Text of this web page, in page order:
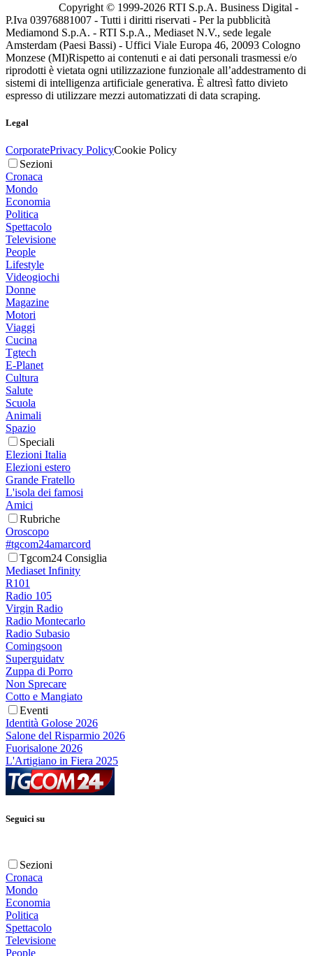
Copyright © 1999-2026 RTI S.p.A. Business Digital -
P.Iva 03976881007 - Tutti i diritti riservati - Per la pubblicità
Mediamond S.p.A. - RTI S.p.A., Mediaset N.V., sede legale
Amsterdam (Paesi Bassi) - Uffici Viale Europa 46, 20093 Cologno
Monzese (MI)Rispetto ai contenuti e ai dati personali trasmessi e/o
riprodotti è vietata ogni utilizzazione funzionale all’addestramento di
sistemi di intelligenza artificiale generativa. È altresì fatto divieto
espresso di utilizzare mezzi automatizzati di data scraping.
Legal
CorporatePrivacy PolicyCookie Policy
Sezioni
Cronaca
Mondo
Economia
Politica
Spettacolo
Televisione
People
Lifestyle
Videogiochi
Donne
Magazine
Motori
Viaggi
Cucina
Tgtech
E-Planet
Cultura
Salute
Scuola
Animali
Spazio
Speciali
Elezioni Italia
Elezioni estero
Grande Fratello
L'isola dei famosi
Amici
Rubriche
Oroscopo
#tgcom24amarcord
Tgcom24 Consiglia
Mediaset Infinity
R101
Radio 105
Virgin Radio
Radio Montecarlo
Radio Subasio
Comingsoon
Superguidatv
Zuppa di Porro
Non Sprecare
Cotto e Mangiato
Eventi
Identità Golose 2026
Salone del Risparmio 2026
Fuorisalone 2026
L'Artigiano in Fiera 2025
Seguici su
Sezioni
Cronaca
Mondo
Economia
Politica
Spettacolo
Televisione
People